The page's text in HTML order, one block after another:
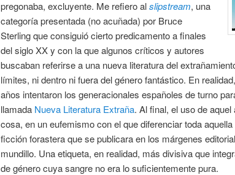
pregonaba, excluyente. Me refiero alslipstream, una
categoría presentada (no acuñada) por Bruce
Sterling que consiguió cierto predicamento a finales
del siglo XX y con la que algunos críticos y autores
buscaban referirse a una nueva literatura del
límites, ni dentro ni fuera del género fantástico. En
años intentaron los generacionales españoles de turno
llamada Nueva Literatura Extraña. Al final, el uso de
cosa, en un eufemismo con el que diferenciar toda
ficción forastera que se publicara en los márgenes
mundillo. Una etiqueta, en realidad, más divisiva que
de género cuya sangre no era lo suficientemente pura.